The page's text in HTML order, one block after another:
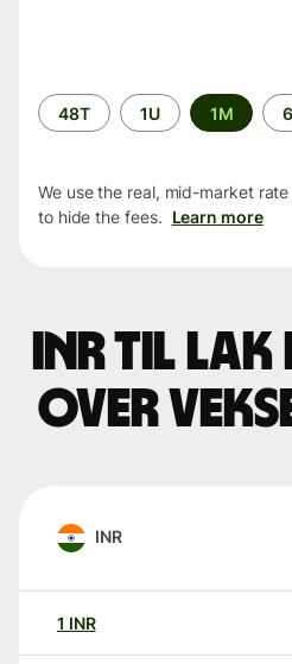
Time
period
48T 1U 1M
We use the real, mid-market
to hide the fees. Learn more
INR til
over
INR
1 INR